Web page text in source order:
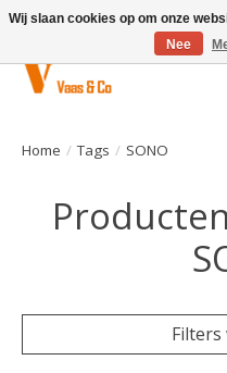
Home / Tags / SONO
Filters
Wij slaan cookies op om onze
Nee